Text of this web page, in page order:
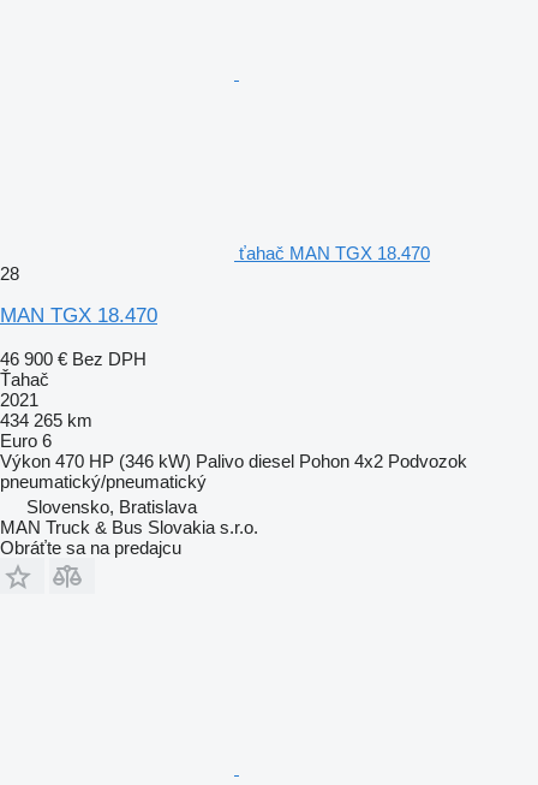
ťahač MAN TGX 18.470
28
MAN TGX 18.470
46 900 € Bez DPH
Ťahač
2021
434 265 km
Euro 6
Výkon 470 HP (346 kW) Palivo diesel Pohon 4x2 Podvozok
pneumatický/pneumatický
Slovensko, Bratislava
MAN Truck & Bus Slovakia s.r.o.
Obráťte sa na predajcu